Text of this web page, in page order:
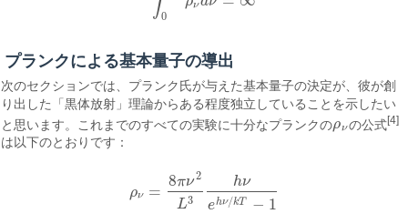
0
ν
プランクによる基本量子の導出
次のセクションでは、プランク氏が与えた基本量子の決定が、彼が創
り出した「黒体放射」理論からある程度独立していることを示したい
と思います。これまでのすべての実験に十分なプランクのρν
ρνの公式[4]
は以下のとおりです：
ρν =
8πν2
L3
hν
ehν/kT − 1
ρ ν=8 πν2L3hνehν/kT−1